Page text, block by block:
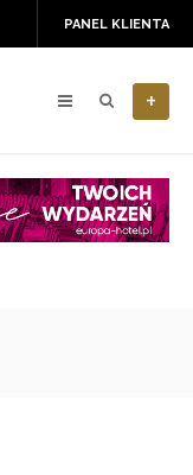
PANEL KLIENTA
+